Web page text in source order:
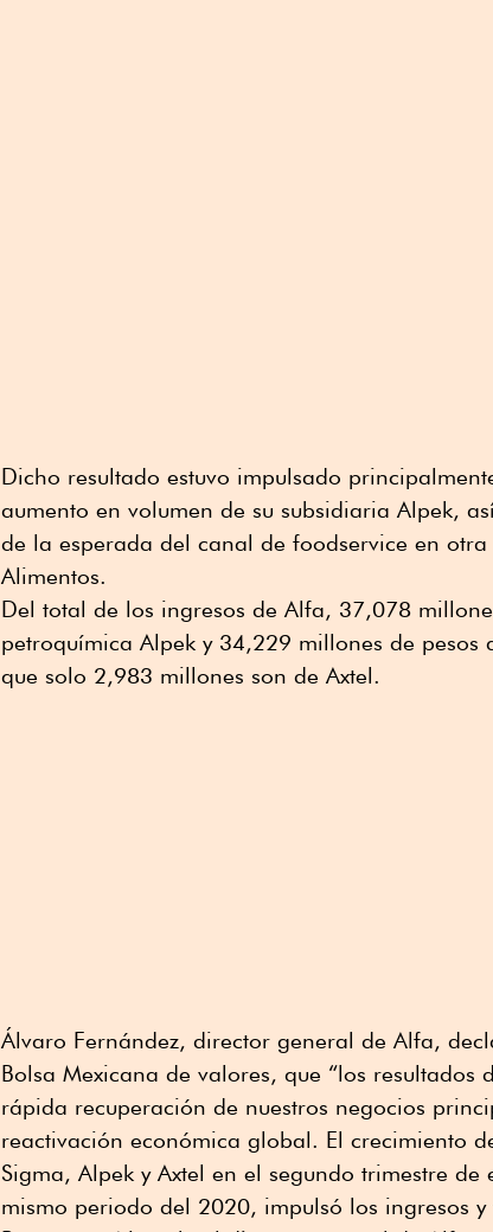
Dicho resultado estuvo impulsado
aumento en volumen de su subsidiaria Alpek,
de la esperada del canal de foodservice en otra
Alimentos.
Del total de los ingresos de Alfa, 37,078
petroquímica Alpek y 34,229 millones de pesos
que solo 2,983 millones son de Axtel.
Álvaro Fernández, director general de Alfa,
Bolsa Mexicana de valores, que “los resultados
rápida recuperación de nuestros negocios
reactivación económica global. El crecimiento
Sigma, Alpek y Axtel en el segundo trimestre
mismo periodo del 2020, impulsó los ingresos y